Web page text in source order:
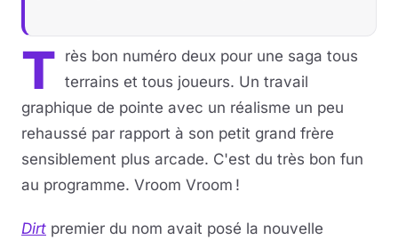
T rès bon numéro deux pour une saga tous
terrains et tous joueurs. Un travail
graphique de pointe avec un réalisme un peu
rehaussé par rapport à son petit grand frère
sensiblement plus arcade. C'est du très bon fun
au programme. Vroom Vroom !
Dirt premier du nom avait posé la nouvelle